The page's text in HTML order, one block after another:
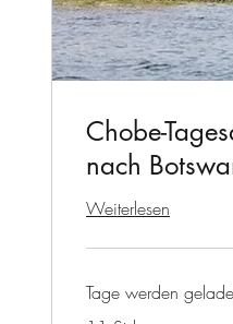
Chobe-
nach
Weiterlesen
Tage werden